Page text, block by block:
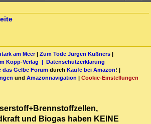
am Meer| Zum Tode Jürgen Küßners |
Kopp-Verlag | Datenschutzerklärung
das Gelbe Forum durch Käufe bei Amazon! |
und Amazonnavigation | Cookie-Einstellungen
und Biogas haben KEINE